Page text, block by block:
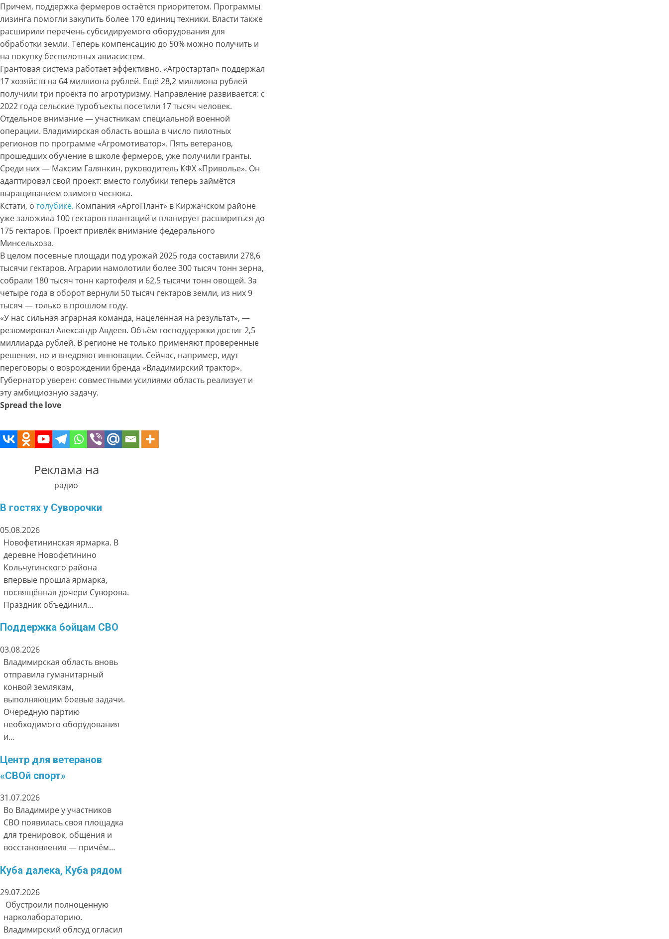
Причем, поддержка фермеров остаётся приоритетом. Программы
лизинга помогли закупить более 170 единиц техники. Власти также
расширили перечень субсидируемого оборудования для
обработки земли. Теперь компенсацию до 50% можно получить и
на покупку беспилотных авиасистем.
Грантовая система работает эффективно. «Агростартап» поддержал
17 хозяйств на 64 миллиона рублей. Ещё 28,2 миллиона рублей
получили три проекта по агротуризму. Направление развивается: с
2022 года сельские туробъекты посетили 17 тысяч человек.
Отдельное внимание — участникам специальной военной
операции. Владимирская область вошла в число пилотных
регионов по программе «Агромотиватор». Пять ветеранов,
прошедших обучение в школе фермеров, уже получили гранты.
Среди них — Максим Галянкин, руководитель КФХ «Приволье». Он
адаптировал свой проект: вместо голубики теперь займётся
выращиванием озимого чеснока.
Кстати, о голубике. Компания «АргоПлант» в Киржачском районе
уже заложила 100 гектаров плантаций и планирует расшириться до
175 гектаров. Проект привлёк внимание федерального
Минсельхоза.
В целом посевные площади под урожай 2025 года составили 278,6
тысячи гектаров. Аграрии намолотили более 300 тысяч тонн зерна,
собрали 180 тысяч тонн картофеля и 62,5 тысячи тонн овощей. За
четыре года в оборот вернули 50 тысяч гектаров земли, из них 9
тысяч — только в прошлом году.
«У нас сильная аграрная команда, нацеленная на результат», —
резюмировал Александр Авдеев. Объём господдержки достиг 2,5
миллиарда рублей. В регионе не только применяют проверенные
решения, но и внедряют инновации. Сейчас, например, идут
переговоры о возрождении бренда «Владимирский трактор».
Губернатор уверен: совместными усилиями область реализует и
эту амбициозную задачу.
Spread the love
Реклама на
радио
В гостях у Суворочки
05.08.2026
Новофетининская ярмарка. В
деревне Новофетинино
Кольчугинского района
впервые прошла ярмарка,
посвящённая дочери Суворова.
Праздник объединил…
Поддержка бойцам СВО
03.08.2026
Владимирская область вновь
отправила гуманитарный
конвой землякам,
выполняющим боевые задачи.
Очередную партию
необходимого оборудования
и…
Центр для ветеранов
«СВОй спорт»
31.07.2026
Во Владимире у участников
СВО появилась своя площадка
для тренировок, общения и
восстановления — причём…
Куба далека, Куба рядом
29.07.2026
Обустроили полноценную
нарколабораторию.
Владимирский облсуд огласил